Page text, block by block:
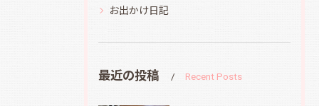
お出かけ日記
最近の投稿 Recent Posts